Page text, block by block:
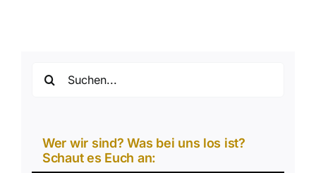
nach:
Wer wir sind? Was bei uns los ist?
Schaut es Euch an: